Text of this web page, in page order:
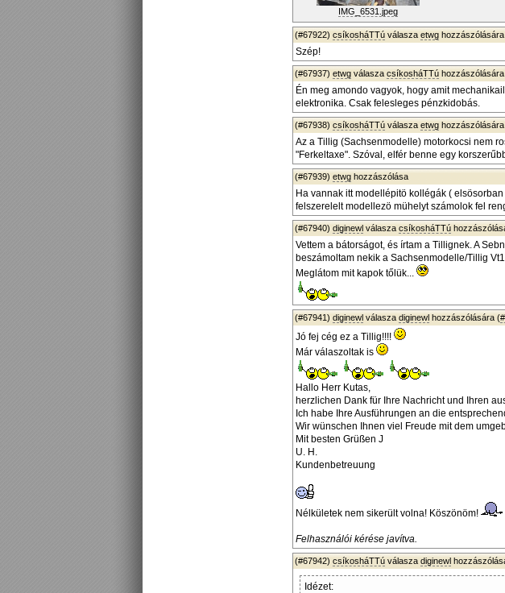
IMG_6531.jpeg
(#67922) csíkosháTTú válasza etwg
Szép!
(#67937) etwg válasza csíkosháTTú
Én meg amondo vagyok, hogy amit
elektronika. Csak felesleges pénzkidobás.
(#67938) csíkosháTTú válasza etwg
Az a Tillig (Sachsenmodelle) motorkocsi nem
"Ferkeltaxe". Szóval, elfér benne egy
(#67939) etwg hozzászólása
Ha vannak itt modellépitö kollégák (
felszerelelt modellezö mühelyt számolok fel
(#67940) diginewl válasza csíkosháTTú
Vettem a bátorságot, és írtam a Tillignek. A
beszámoltam nekik a Sachsenmodelle/Tillig
Meglátom mit kapok tőlük...
(#67941) diginewl válasza diginewl hozzászólására (
Jó fej cég ez a Tillig!!!!
Már válaszoltak is
Hallo Herr Kutas,
herzlichen Dank für Ihre Nachricht und Ihren
Ich habe Ihre Ausführungen an die
Wir wünschen Ihnen viel Freude mit dem
Mit besten Grüßen J
U. H.
Kundenbetreuung
Nélkületek nem sikerült volna! Köszönöm!
Felhasználói kérése javítva.
(#67942) csíkosháTTú válasza diginewl
Idézet: